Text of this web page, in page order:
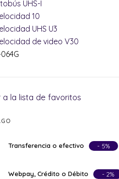
UHS-I
10
UHS U3
de video V30
a la lista de favoritos
Transferencia o efectivo - 5%
Webpay, Crédito o Débito - 2%